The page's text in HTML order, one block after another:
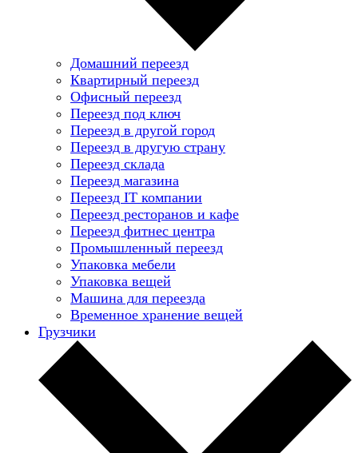
Домашний переезд
Квартирный переезд
Офисный переезд
Переезд под ключ
Переезд в другой город
Переезд в другую страну
Переезд склада
Переезд магазина
Переезд IT компании
Переезд ресторанов и кафе
Переезд фитнес центра
Промышленный переезд
Упаковка мебели
Упаковка вещей
Машина для переезда
Временное хранение вещей
Грузчики